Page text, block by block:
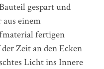
gespart und
aus einem
fertigen
Zeit an den Ecken
Licht ins Innere